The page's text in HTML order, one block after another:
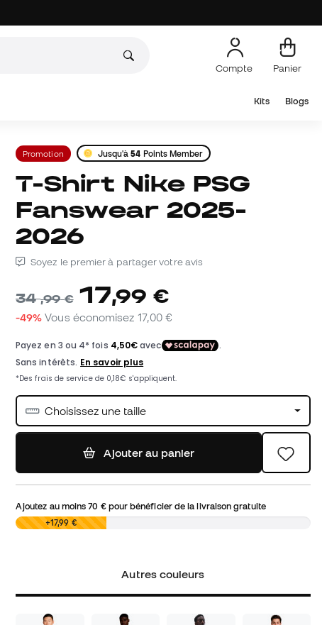
Compte Panier
Kits Blogs
Promotion Jusqu'à54 Points Member
T-Shirt Nike PSG
Fanswear 2025-
2026
Soyez le premier à partager votre avis
34,99 € 17,99 €
-49% Vous économisez 17,00 €
Choisissez une taille
Ajouter au panier
Ajoutez au moins70 €pour bénéficier de la livraison gratuite
0,00 € +17,99 €
Autres couleurs